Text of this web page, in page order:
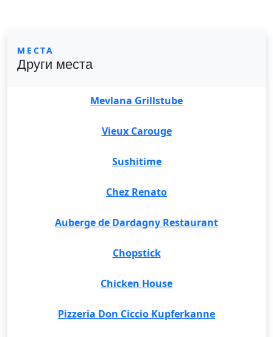
МЕСТА
Други места
Mevlana Grillstube
Vieux Carouge
Sushitime
Chez Renato
Auberge de Dardagny Restaurant
Chopstick
Chicken House
Pizzeria Don Ciccio Kupferkanne